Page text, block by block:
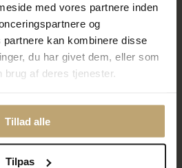
med vores partnere inden
og
kan kombinere disse
du har givet dem, eller som
brug af deres tjenester.
Tillad alle
Tilpas
19.515,00 kr
På fjernlager